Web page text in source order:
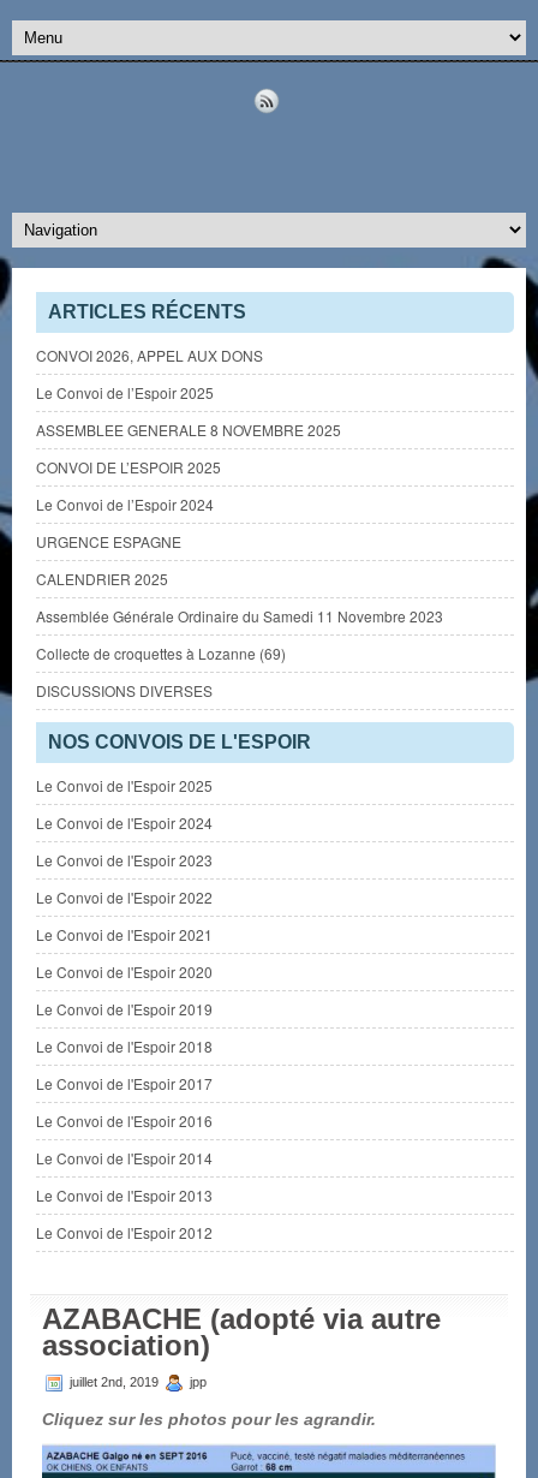
ARTICLES RÉCENTS
CONVOI 2026, APPEL AUX DONS
Le Convoi de l’Espoir 2025
ASSEMBLEE GENERALE 8 NOVEMBRE 2025
CONVOI DE L’ESPOIR 2025
Le Convoi de l’Espoir 2024
URGENCE ESPAGNE
CALENDRIER 2025
Assemblée Générale Ordinaire du Samedi 11 Novembre 2023
Collecte de croquettes à Lozanne (69)
DISCUSSIONS DIVERSES
NOS CONVOIS DE L'ESPOIR
Le Convoi de l'Espoir 2025
Le Convoi de l'Espoir 2024
Le Convoi de l'Espoir 2023
Le Convoi de l'Espoir 2022
Le Convoi de l'Espoir 2021
Le Convoi de l'Espoir 2020
Le Convoi de l'Espoir 2019
Le Convoi de l'Espoir 2018
Le Convoi de l'Espoir 2017
Le Convoi de l'Espoir 2016
Le Convoi de l'Espoir 2014
Le Convoi de l'Espoir 2013
Le Convoi de l'Espoir 2012
AZABACHE (adopté via autre
association)
juillet 2nd, 2019 jpp
Cliquez sur les photos pour les agrandir.